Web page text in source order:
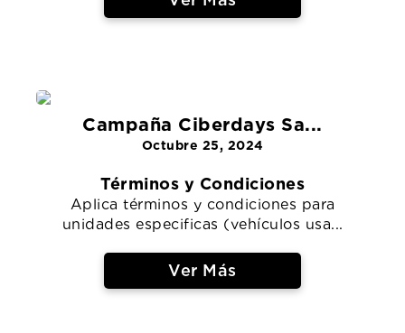
Campaña Ciberdays Sa...
Octubre 25, 2024
Términos y Condiciones
Aplica términos y condiciones para
unidades especificas (vehículos usa...
Ver Más